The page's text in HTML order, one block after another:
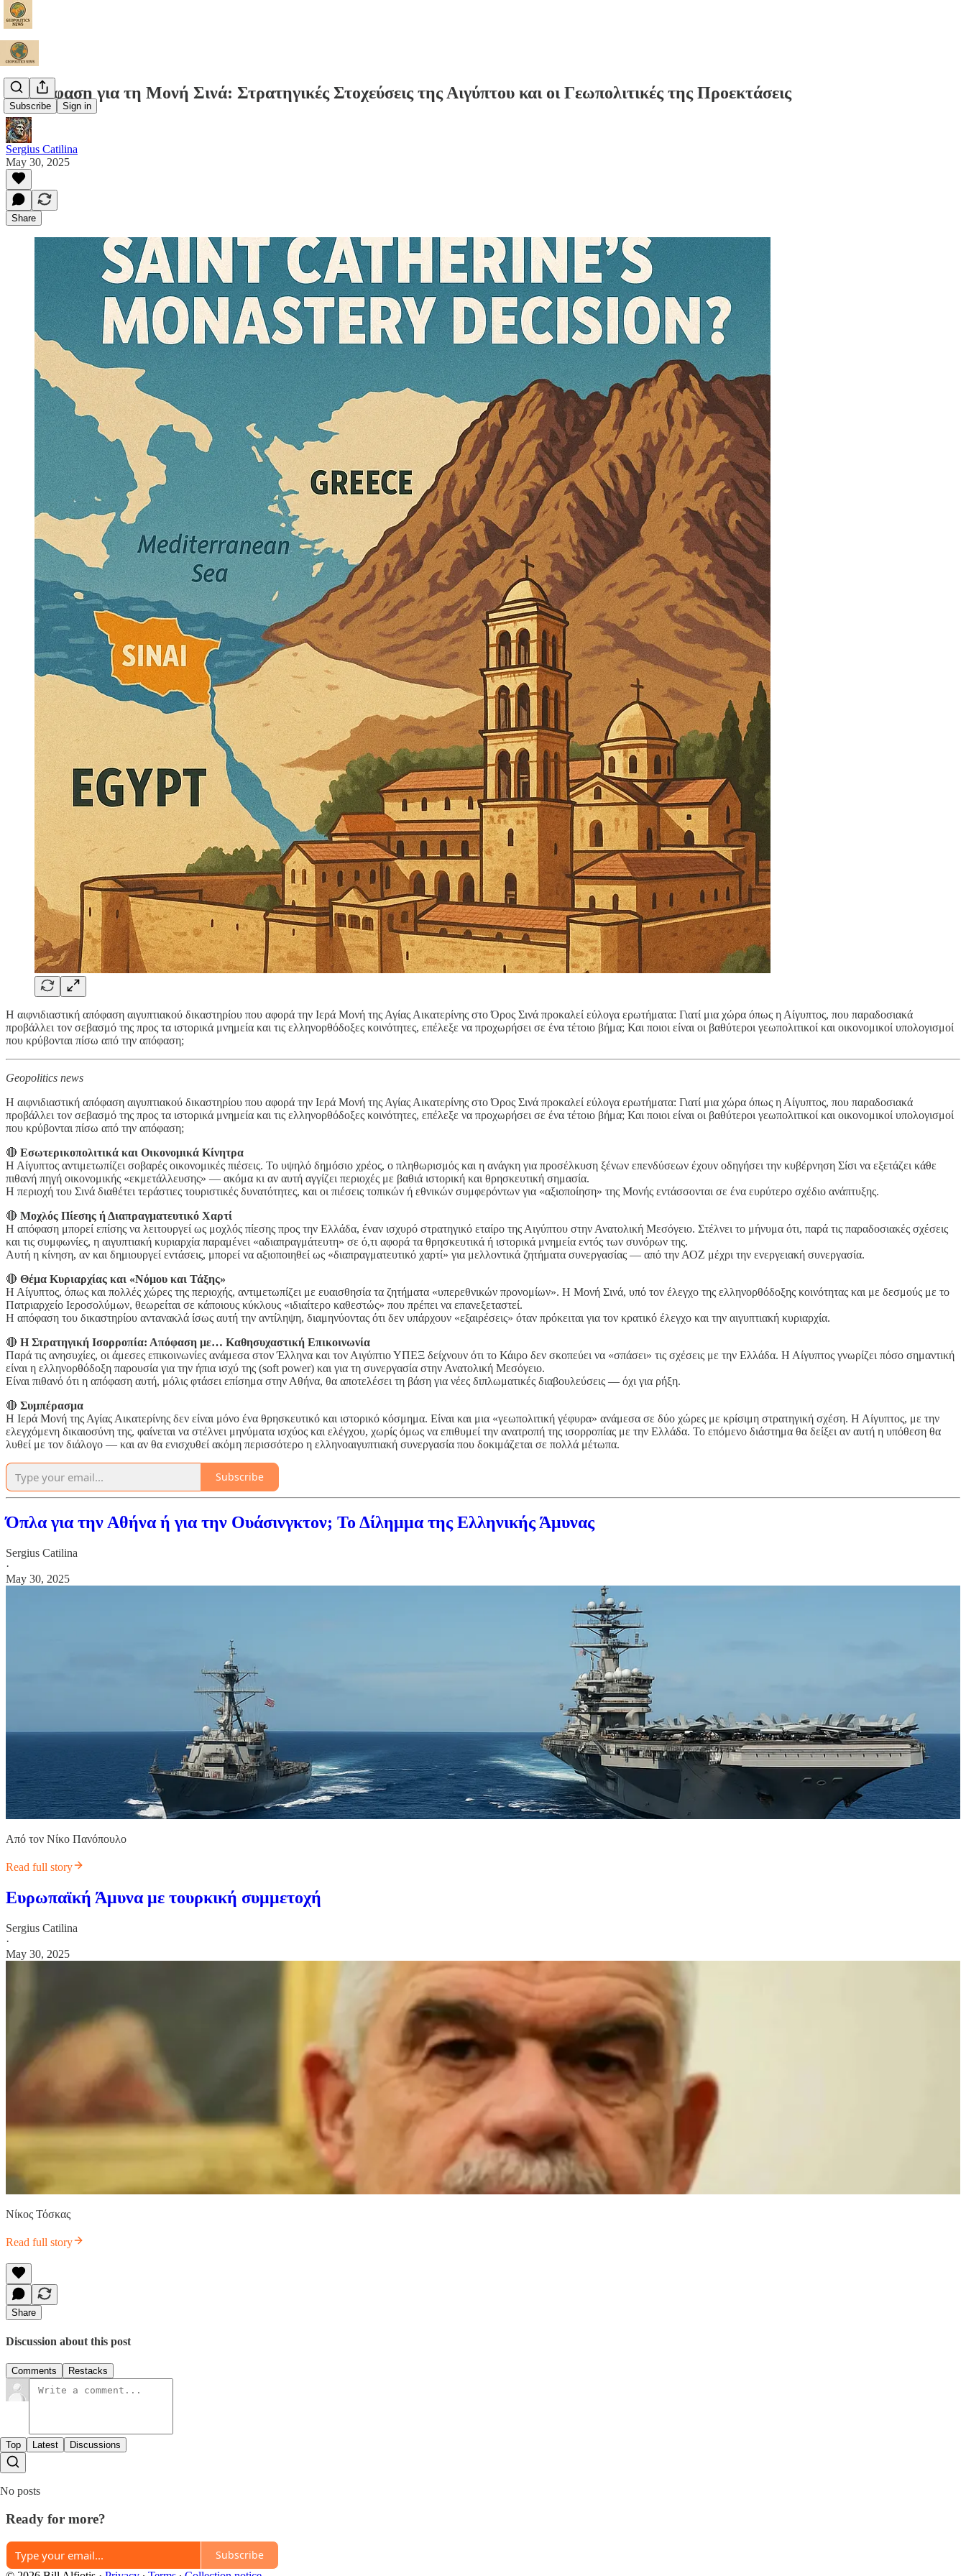
Subscribe Sign in
Η Απόφαση για τη Μονή Σινά: Στρατηγικές Στοχεύσεις της Αιγύπτου και οι Γεωπολιτικές της Προεκτάσεις
Sergius Catilina
May 30, 2025
Share
Η αιφνιδιαστική απόφαση αιγυπτιακού δικαστηρίου που αφορά την Ιερά Μονή της Αγίας Αικατερίνης στο Όρος Σινά προκαλεί εύλογα ερωτήματα: Γιατί μια χώρα όπως η Αίγυπτος, που παραδοσιακά
προβάλλει τον σεβασμό της προς τα ιστορικά μνημεία και τις ελληνορθόδοξες κοινότητες, επέλεξε να προχωρήσει σε ένα τέτοιο βήμα; Και ποιοι είναι οι βαθύτεροι γεωπολιτικοί και οικονομικοί υπολογισμοί
που κρύβονται πίσω από την απόφαση;
Geopolitics news
Η αιφνιδιαστική απόφαση αιγυπτιακού δικαστηρίου που αφορά την Ιερά Μονή της Αγίας Αικατερίνης στο Όρος Σινά προκαλεί εύλογα ερωτήματα: Γιατί μια χώρα όπως η Αίγυπτος, που παραδοσιακά
προβάλλει τον σεβασμό της προς τα ιστορικά μνημεία και τις ελληνορθόδοξες κοινότητες, επέλεξε να προχωρήσει σε ένα τέτοιο βήμα; Και ποιοι είναι οι βαθύτεροι γεωπολιτικοί και οικονομικοί υπολογισμοί
που κρύβονται πίσω από την απόφαση;
🔴 Εσωτερικοπολιτικά και Οικονομικά Κίνητρα
Η Αίγυπτος αντιμετωπίζει σοβαρές οικονομικές πιέσεις. Το υψηλό δημόσιο χρέος, ο πληθωρισμός και η ανάγκη για προσέλκυση ξένων επενδύσεων έχουν οδηγήσει την κυβέρνηση Σίσι να εξετάζει κάθε
πιθανή πηγή οικονομικής «εκμετάλλευσης» — ακόμα κι αν αυτή αγγίζει περιοχές με βαθιά ιστορική και θρησκευτική σημασία.
Η περιοχή του Σινά διαθέτει τεράστιες τουριστικές δυνατότητες, και οι πιέσεις τοπικών ή εθνικών συμφερόντων για «αξιοποίηση» της Μονής εντάσσονται σε ένα ευρύτερο σχέδιο ανάπτυξης.
🔴 Μοχλός Πίεσης ή Διαπραγματευτικό Χαρτί
Η απόφαση μπορεί επίσης να λειτουργεί ως μοχλός πίεσης προς την Ελλάδα, έναν ισχυρό στρατηγικό εταίρο της Αιγύπτου στην Ανατολική Μεσόγειο. Στέλνει το μήνυμα ότι, παρά τις παραδοσιακές σχέσεις
και τις συμφωνίες, η αιγυπτιακή κυριαρχία παραμένει «αδιαπραγμάτευτη» σε ό,τι αφορά τα θρησκευτικά ή ιστορικά μνημεία εντός των συνόρων της.
Αυτή η κίνηση, αν και δημιουργεί εντάσεις, μπορεί να αξιοποιηθεί ως «διαπραγματευτικό χαρτί» για μελλοντικά ζητήματα συνεργασίας — από την ΑΟΖ μέχρι την ενεργειακή συνεργασία.
🔴 Θέμα Κυριαρχίας και «Νόμου και Τάξης»
Η Αίγυπτος, όπως και πολλές χώρες της περιοχής, αντιμετωπίζει με ευαισθησία τα ζητήματα «υπερεθνικών προνομίων». Η Μονή Σινά, υπό τον έλεγχο της ελληνορθόδοξης κοινότητας και με δεσμούς με το
Πατριαρχείο Ιεροσολύμων, θεωρείται σε κάποιους κύκλους «ιδιαίτερο καθεστώς» που πρέπει να επανεξεταστεί.
Η απόφαση του δικαστηρίου αντανακλά ίσως αυτή την αντίληψη, διαμηνύοντας ότι δεν υπάρχουν «εξαιρέσεις» όταν πρόκειται για τον κρατικό έλεγχο και την αιγυπτιακή κυριαρχία.
🔴 Η Στρατηγική Ισορροπία: Απόφαση με… Καθησυχαστική Επικοινωνία
Παρά τις ανησυχίες, οι άμεσες επικοινωνίες ανάμεσα στον Έλληνα και τον Αιγύπτιο ΥΠΕΞ δείχνουν ότι το Κάιρο δεν σκοπεύει να «σπάσει» τις σχέσεις με την Ελλάδα. Η Αίγυπτος γνωρίζει πόσο σημαντική
είναι η ελληνορθόδοξη παρουσία για την ήπια ισχύ της (soft power) και για τη συνεργασία στην Ανατολική Μεσόγειο.
Είναι πιθανό ότι η απόφαση αυτή, μόλις φτάσει επίσημα στην Αθήνα, θα αποτελέσει τη βάση για νέες διπλωματικές διαβουλεύσεις — όχι για ρήξη.
🔴 Συμπέρασμα
Η Ιερά Μονή της Αγίας Αικατερίνης δεν είναι μόνο ένα θρησκευτικό και ιστορικό κόσμημα. Είναι και μια «γεωπολιτική γέφυρα» ανάμεσα σε δύο χώρες με κρίσιμη στρατηγική σχέση. Η Αίγυπτος, με την
ελεγχόμενη δικαιοσύνη της, φαίνεται να στέλνει μηνύματα ισχύος και ελέγχου, χωρίς όμως να επιθυμεί την ανατροπή της ισορροπίας με την Ελλάδα. Το επόμενο διάστημα θα δείξει αν αυτή η υπόθεση θα
λυθεί με τον διάλογο — και αν θα ενισχυθεί ακόμη περισσότερο η ελληνοαιγυπτιακή συνεργασία που δοκιμάζεται σε πολλά μέτωπα.
Subscribe
Όπλα για την Αθήνα ή για την Ουάσινγκτον; Το Δίλημμα της Ελληνικής Άμυνας
Sergius Catilina
·
May 30, 2025
Από τον Νίκο Πανόπουλο
Read full story
Ευρωπαϊκή Άμυνα με τουρκική συμμετοχή
Sergius Catilina
·
May 30, 2025
Νίκος Τόσκας
Read full story
Share
Discussion about this post
Comments Restacks
Top Latest Discussions
No posts
Ready for more?
Subscribe